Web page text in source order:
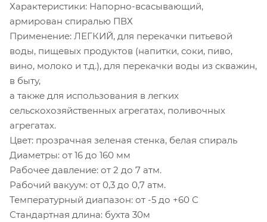
Характеристики: Напорно-всасывающий,
армирован спиралью ПВХ
Применение: ЛЕГКИЙ, для перекачки питьевой
воды, пищевых продуктов (напитки, соки, пиво,
вино, молоко и т.д.), для перекачки воды из скважин,
в быту,
а также для использования в легких
сельскохозяйственных агрегатах, поливочных
агрегатах.
Цвет: прозрачная зеленая стенка, белая спираль
Диаметры: от 16 до 160 мм
Рабочее давление: от 2 до 7 атм.
Рабочий вакуум: от 0,3 до 0,7 атм.
Температурный диапазон: от -5 до +60 С
Стандартная длина: бухта 30м